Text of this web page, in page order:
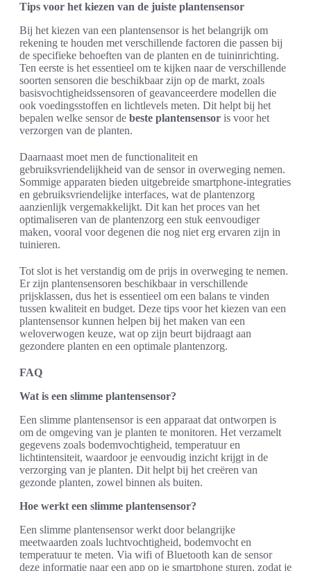
Tips voor het kiezen van de juiste plantensensor
Bij het kiezen van een plantensensor is het belangrijk om
rekening te houden met verschillende factoren die passen bij
de specifieke behoeften van de planten en de tuininrichting.
Ten eerste is het essentieel om te kijken naar de verschillende
soorten sensoren die beschikbaar zijn op de markt, zoals
basisvochtigheidssensoren of geavanceerdere modellen die
ook voedingsstoffen en lichtlevels meten. Dit helpt bij het
bepalen welke sensor de beste plantensensor is voor het
verzorgen van de planten.
Daarnaast moet men de functionaliteit en
gebruiksvriendelijkheid van de sensor in overweging nemen.
Sommige apparaten bieden uitgebreide smartphone-integraties
en gebruiksvriendelijke interfaces, wat de plantenzorg
aanzienlijk vergemakkelijkt. Dit kan het proces van het
optimaliseren van de plantenzorg een stuk eenvoudiger
maken, vooral voor degenen die nog niet erg ervaren zijn in
tuinieren.
Tot slot is het verstandig om de prijs in overweging te nemen.
Er zijn plantensensoren beschikbaar in verschillende
prijsklassen, dus het is essentieel om een balans te vinden
tussen kwaliteit en budget. Deze tips voor het kiezen van een
plantensensor kunnen helpen bij het maken van een
weloverwogen keuze, wat op zijn beurt bijdraagt aan
gezondere planten en een optimale plantenzorg.
FAQ
Wat is een slimme plantensensor?
Een slimme plantensensor is een apparaat dat ontworpen is
om de omgeving van je planten te monitoren. Het verzamelt
gegevens zoals bodemvochtigheid, temperatuur en
lichtintensiteit, waardoor je eenvoudig inzicht krijgt in de
verzorging van je planten. Dit helpt bij het creëren van
gezonde planten, zowel binnen als buiten.
Hoe werkt een slimme plantensensor?
Een slimme plantensensor werkt door belangrijke
meetwaarden zoals luchtvochtigheid, bodemvocht en
temperatuur te meten. Via wifi of Bluetooth kan de sensor
deze informatie naar een app op je smartphone sturen, zodat je